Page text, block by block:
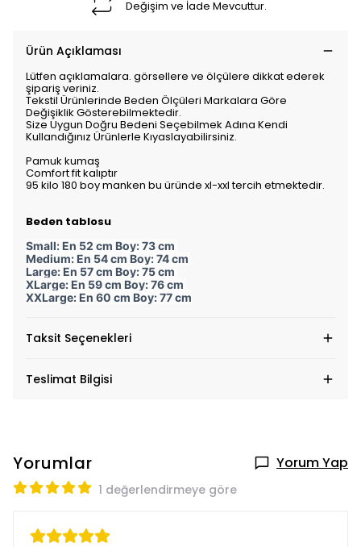
Değişim ve İade Mevcuttur.
Ürün Açıklaması
Lütfen açıklamalara. görsellere ve ölçülere dikkat ederek
şipariş veriniz.
Tekstil Ürünlerinde Beden Ölçüleri Markalara Göre
Değişiklik Gösterebilmektedir.
Size Uygun Doğru Bedeni Seçebilmek Adına Kendi
Kullandığınız Ürünlerle Kıyaslayabilirsiniz.
Pamuk kumaş
Comfort fit kalıptır
95 kilo 180 boy manken bu üründe xl-xxl tercih etmektedir.
Beden tablosu
Small: En 52 cm Boy: 73 cm
Medium: En 54 cm Boy: 74 cm
Large: En 57 cm Boy: 75 cm
XLarge: En 59 cm Boy: 76 cm
XXLarge: En 60 cm Boy: 77 cm
Taksit Seçenekleri
Teslimat Bilgisi
Yorumlar Yorum Yap
1 değerlendirmeye göre